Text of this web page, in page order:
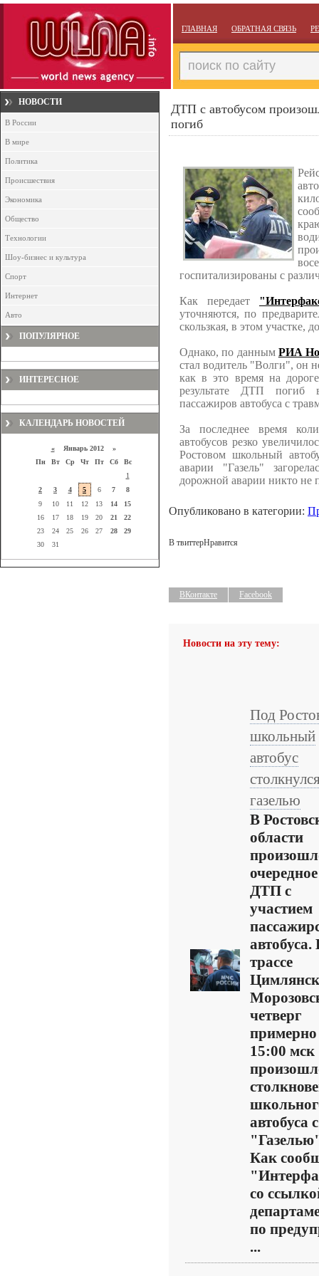
ГЛАВНАЯ ОБРАТНАЯ СВЯЗЬ
НОВОСТИ
В России
В мире
Политика
Происшествия
Экономика
Общество
Технологии
Шоу-бизнес и культура
Спорт
Интернет
Авто
ПОПУЛЯРНОЕ
ИНТЕРЕСНОЕ
КАЛЕНДАРЬ НОВОСТЕЙ
«Январь 2012 »
Пн
Вт Ср Чт Пт Сб
Вс
1
2
3 4 5 6 7
8
9
10 11 12 13 14
15
16
17 18 19 20 21
22
23
24 25 26 27 28
29
30
31
ДТП с автобусом
погиб
госпитализированы с
Как передает
уточняются, по
скользкая, в этом участке,
Однако, по данным РИА
стал водитель "Волги", он
как в это время на
результате ДТП погиб
пассажиров автобуса с
За последнее время
автобусов резко
Ростовом школьный
аварии "Газель"
дорожной аварии никто не
Опубликовано в категории:
В твиттерНравится
ВКонтакте Facebook
Новости на эту тему:
Под
школьный
автобус
газелью
В
области
очередное
ДТП с
участием
автобуса.
трассе
четверг
примерно
15:00 мск
автобуса с
Как
со
по
...